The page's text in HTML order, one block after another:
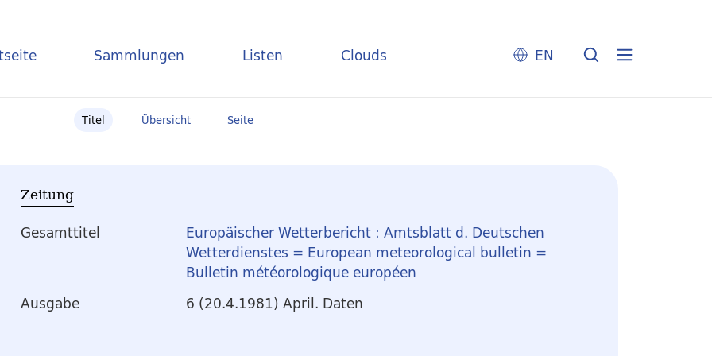
Sammlungen Listen Clouds EN
Titel Übersicht Seite
Zeitung
Gesamttitel
Europäischer Wetterbericht : Amtsblatt d. Deutschen
Wetterdienstes = European meteorological bulletin =
Bulletin météorologique européen
Ausgabe
6 (20.4.1981) April. Daten